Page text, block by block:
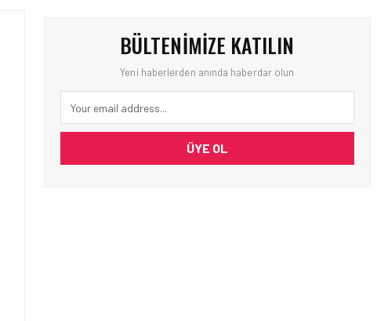
BÜLTENIMIZE KATILIN
Yeni haberlerden anında haberdar olun
ÜYE OL